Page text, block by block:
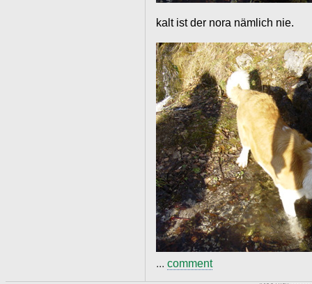
kalt ist der nora nämlich nie.
... comment